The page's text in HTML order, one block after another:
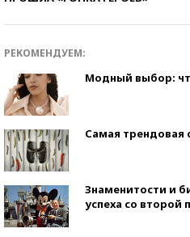
РЕКОМЕНДУЕМ:
Модный выбор:
Самая трендовая
Знаменитости и
успеха со второй